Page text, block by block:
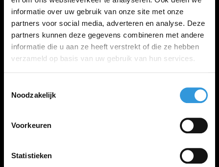
informatie over uw gebruik van onze site met onze
partners voor social media, adverteren en analyse. Deze
partners kunnen deze gegevens combineren met andere
informatie die u aan ze heeft verstrekt of die ze hebben
verzameld op basis van uw gebruik van hun services.
Noodzakelijk
Voorkeuren
Statistieken
ZOEKBIJBAAN
FAQ
Kennis maken met MELON